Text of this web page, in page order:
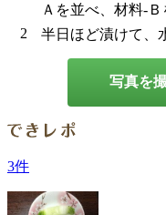
Ａを並べ、材料-
2
半日ほど漬けて、
写真を
3件